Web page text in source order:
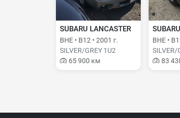
SUBARU LANCASTER
BHE • B12 • 2001 г.
SILVER/GREY 1U2
65 900 км
BHE •
SILVER/
83